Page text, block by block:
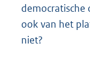
democratische
ook van het
niet?